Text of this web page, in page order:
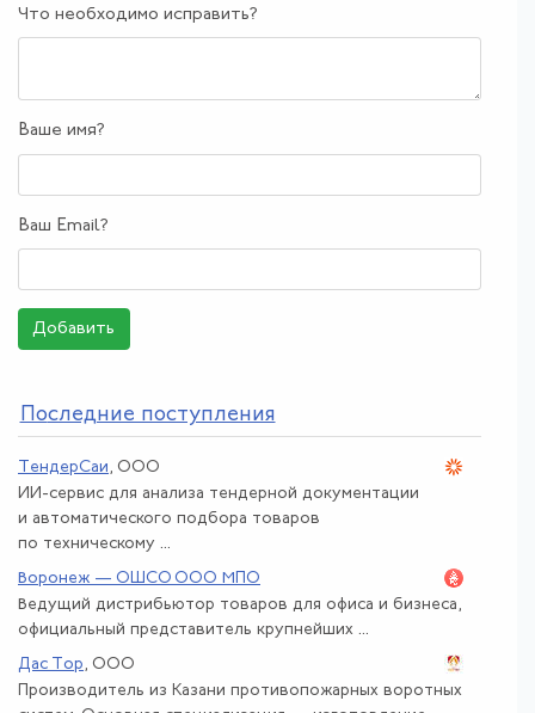
Что необходимо исправить?
Ваше имя?
Ваш Email?
Добавить
Последние поступления
ТендерСаи, ООО
ИИ-сервис для анализа тендерной документации
и автоматического подбора товаров
по техническому ...
Воронеж — ОШСО ООО МПО
Ведущий дистрибьютор товаров для офиса и бизнеса,
официальный представитель крупнейших ...
Дас Тор, ООО
Производитель из Казани противопожарных воротных